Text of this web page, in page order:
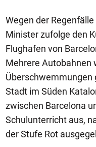
Wegen der
Minister zufolge den
Flughafen von
Mehrere Autobahnen
Überschwemmungen
Stadt im Süden
zwischen Barcelona
Schulunterricht aus,
der Stufe Rot